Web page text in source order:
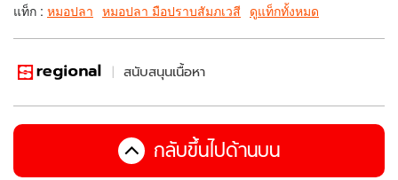
แท็ก : หมอปลา หมอปลา มือปราบสัมภเวสี ดูแท็กทั้งหมด
สนับสนุนเนื้อหา
กลับขึ้นไปด้านบน